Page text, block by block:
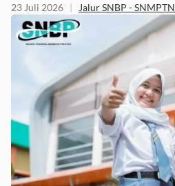
23 Juli 2026 | Jalur SNBP - SNMPTN